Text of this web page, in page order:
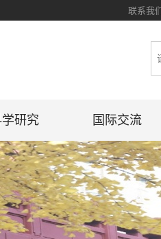
联系我
研究 国际交流